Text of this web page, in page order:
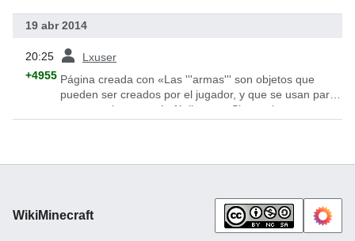
19 abr 2014
20:25 Lxuser
+4955 Página creada con «Las '''armas''' son objetos que
pueden ser creados por el jugador, y que se usan para
matar a criaturas más fácilmente. Si se golpea
WikiMinecraft